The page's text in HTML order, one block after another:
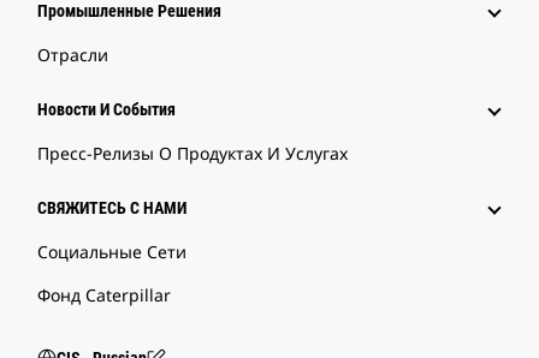
Промышленные Решения
Отрасли
Новости И События
Пресс-Релизы О Продуктах И Услугах
СВЯЖИТЕСЬ С НАМИ
Социальные Сети
Фонд Caterpillar